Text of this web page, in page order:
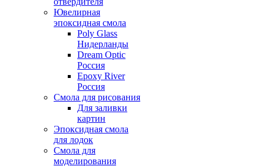
Ювелирная
эпоксидная смола
Poly Glass
Нидерланды
Dream Optic
Россия
Epoxy River
Россия
Смола для рисования
Для заливки
картин
Эпоксидная смола
для лодок
Смола для
моделирования